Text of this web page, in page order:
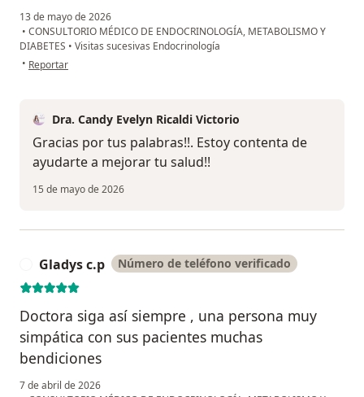
13 de mayo de 2026
• CONSULTORIO MÉDICO DE ENDOCRINOLOGÍA, METABOLISMO Y
DIABETES • Visitas sucesivas Endocrinología
• en opinión del usuario D.R
Reportar
Dra. Candy Evelyn Ricaldi Victorio
Gracias por tus palabras!!. Estoy contenta de
ayudarte a mejorar tu salud!!
15 de mayo de 2026
Gladys c.p Número de teléfono verificado
Doctora siga así siempre , una persona muy
simpática con sus pacientes muchas
bendiciones
7 de abril de 2026